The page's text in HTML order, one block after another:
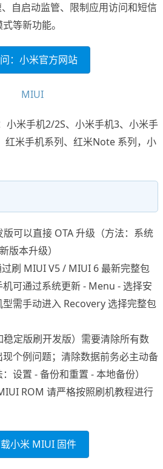
自启动监管、限制应用访问和短信
等新功能。
：小米官方网站
小米手机2/2S、小米手机3、小米手
米手机系列、红米Note 系列，小
可以直接 OTA 升级（方法：系统
版本升级）
刷 MIUI V5 / MIUI 6 最新完整包
可通过系统更新 - Menu - 选择安
需手动进入 Recovery 选择完整包
定版刷开发版）需要清除所有数
个例问题；清除数据前务必主动备
设置 - 备份和重置 - 本地备份）
ROM 请严格按照刷机教程进行
小米 MIUI 固件